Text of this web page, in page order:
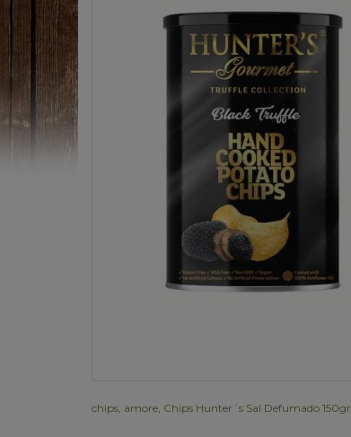
chips amore Chips Hunter´s Sal Defumado 150gr